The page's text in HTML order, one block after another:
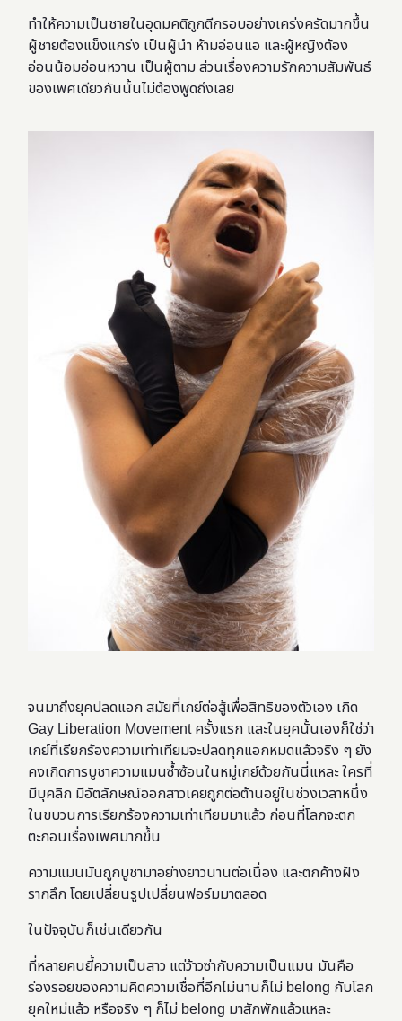
ทำให้ความเป็นชายในอุดมคติถูกตีกรอบอย่างเคร่งครัดมากขึ้น
ผู้ชายต้องแข็งแกร่ง เป็นผู้นำ ห้ามอ่อนแอ และผู้หญิงต้อง
อ่อนน้อมอ่อนหวาน เป็นผู้ตาม ส่วนเรื่องความรักความสัมพันธ์
ของเพศเดียวกันนั้นไม่ต้องพูดถึงเลย
จนมาถึงยุคปลดแอก สมัยที่เกย์ต่อสู้เพื่อสิทธิของตัวเอง เกิด
Gay Liberation Movement ครั้งแรก และในยุคนั้นเองก็ใช่ว่า
เกย์ที่เรียกร้องความเท่าเทียมจะปลดทุกแอกหมดแล้วจริง ๆ ยัง
คงเกิดการบูชาความแมนซ้ำซ้อนในหมู่เกย์ด้วยกันนี่แหละ ใครที่
มีบุคลิก มีอัตลักษณ์ออกสาวเคยถูกต่อต้านอยู่ในช่วงเวลาหนึ่ง
ในขบวนการเรียกร้องความเท่าเทียมมาแล้ว ก่อนที่โลกจะตก
ตะกอนเรื่องเพศมากขึ้น
ความแมนมันถูกบูชามาอย่างยาวนานต่อเนื่อง และตกค้างฝัง
รากลึก โดยเปลี่ยนรูปเปลี่ยนฟอร์มมาตลอด
ในปัจจุบันก็เช่นเดียวกัน
ที่หลายคนยี้ความเป็นสาว แต่ว้าวซ่ากับความเป็นแมน มันคือ
ร่องรอยของความคิดความเชื่อที่อีกไม่นานก็ไม่ belong กับโลก
ยุคใหม่แล้ว หรือจริง ๆ ก็ไม่ belong มาสักพักแล้วแหละ